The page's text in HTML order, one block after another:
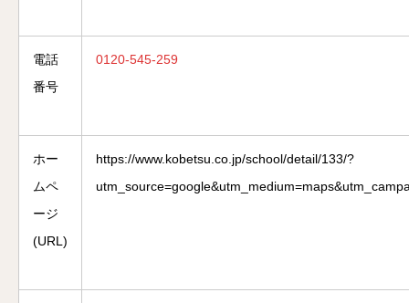
電話
番号
0120-545-259
ホー
ムペ
ージ
(URL)
https://www.kobetsu.co.jp/school/detail/133/?